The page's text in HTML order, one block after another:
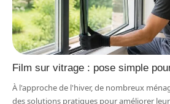
Film sur vitrage : pose simple
À l'approche de l'hiver, de nombreux
des solutions pratiques pour améliorer